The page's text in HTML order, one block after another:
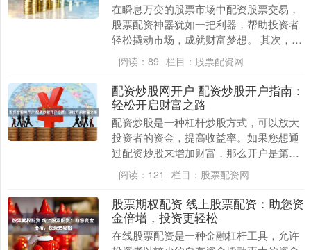
在瞬息万变的股票市场中配资股票交易，
股票配资神器犹如一把利器，帮助投资者
轻松撬动市场，成就财富梦想。 其次，股
票线上配资具有灵活交易的特点。在线上
平台上，投资者....
阅读： 89 栏目： 股票配资网
配资炒股网开户 配资炒股开户指南：
轻松开启财富之路
配资炒股是一种杠杆炒股方式，可以放大
投资者的资金，提高收益率。如果您想通
过配资炒股来增加财富，那么开户是第一
步。以下是一个简单的配资炒股开户指
南： * 优势：资....
阅读： 121 栏目： 股票配资网
股票期权配资 线上股票配资：助您资
金倍增，投资更轻松
在线股票配资是一种金融杠杆工具，允许